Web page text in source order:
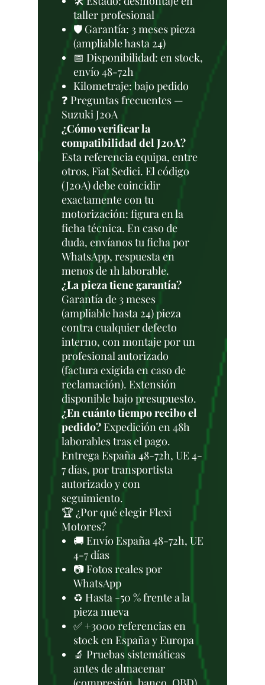
taller profesional
🛡️ Garantía: 3 meses pieza
(ampliable hasta 24)
📅 Disponibilidad: en stock,
envío 48-72h
Kilometraje: bajo pedido
❓ Preguntas frecuentes —
Suzuki J20A
¿Cómo verificar la
compatibilidad del J20A?
Esta referencia equipa, entre
otros, Fiat Sedici. El código
(J20A) debe coincidir
exactamente con tu
motorización: figura en la
ficha técnica. En caso de
duda, envíanos tu ficha por
WhatsApp, respuesta en
menos de 1h laborable.
¿La pieza tiene garantía?
Garantía de 3 meses
(ampliable hasta 24) pieza
contra cualquier defecto
interno, con montaje por un
profesional autorizado
(factura exigida en caso de
reclamación). Extensión
disponible bajo presupuesto.
¿En cuánto tiempo recibo el
pedido? Expedición en 48h
laborables tras el pago.
Entrega España 48-72h, UE 4-
7 días, por transportista
autorizado y con
seguimiento.
🏆 ¿Por qué elegir Flexi
Motores?
🚚 Envío España 48-72h, UE
4-7 días
📷 Fotos reales por
WhatsApp
♻️ Hasta -50 % frente a la
pieza nueva
✅ +3000 referencias en
stock en España y Europa
🔬 Pruebas sistemáticas
antes de almacenar